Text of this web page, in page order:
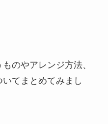
のやアレンジ方法、
てまとめてみまし